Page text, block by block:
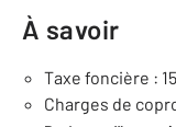
À savoir
Taxe foncière :
Charges de